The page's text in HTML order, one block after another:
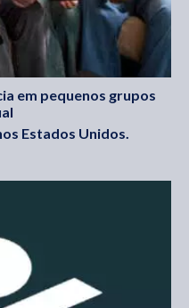
em pequenos grupos
Estados Unidos.